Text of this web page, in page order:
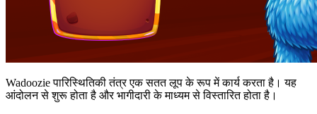
Wadoozie पारिस्थितिकी तंत्र एक सतत लूप के रूप में कार्य करता है। यह
आंदोलन से शुरू होता है और भागीदारी के माध्यम से विस्तारित होता है।